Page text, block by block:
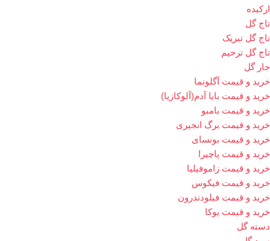
ارکیده
تاج گل
تاج گل تبریک
تاج گل ترحیم
جار گل
خرید و قیمت آگلونما
خرید و قیمت بابا آدم(آلوکازیا)
خرید و قیمت بامبو
خرید و قیمت برگ انجیری
خرید و قیمت بونسای
خرید و قیمت پاچیرا
خرید و قیمت زاموفیلیا
خرید و قیمت فیکوس
خرید و قیمت فیلودندرون
خرید و قیمت یوکا
دسته گل